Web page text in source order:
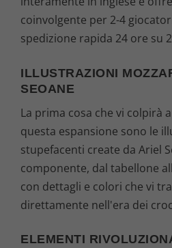
coinvolgente per 2-4
spedizione rapida 24 ore su
ILLUSTRAZIONI
SEOANE
La prima cosa che vi colpirà
questa espansione sono le
stupefacenti create da Ariel
componente, dal tabellone
con dettagli e colori che vi
direttamente nell'era dei
ELEMENTI